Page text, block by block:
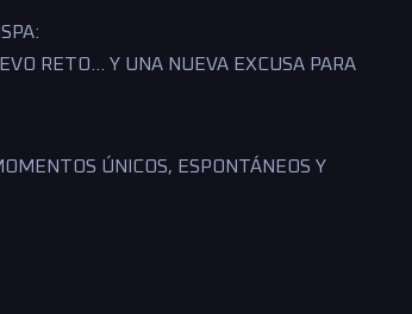
RETO… Y UNA NUEVA EXCUSA PARA
ÚNICOS, ESPONTÁNEOS Y